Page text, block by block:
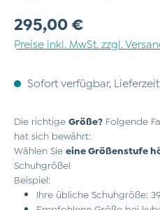
Regulärer Preis:
295,00 €
Preise inkl. MwSt. zzgl.
Sofort verfügbar,
Die richtige Größe? Folgende
hat sich bewährt:
Wählen Sie eine Größenstufe
Schuhgröße!
Beispiel:
Ihre übliche Schuhgröße: 39